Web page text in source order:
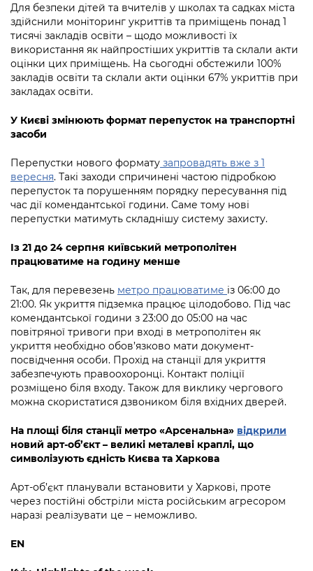
Для безпеки дітей та вчителів у школах та садках міста
здійснили моніторинг укриттів та приміщень понад 1
тисячі закладів освіти – щодо можливості їх
використання як найпростіших укриттів та склали акти
оцінки цих приміщень. На сьогодні обстежили 100%
закладів освіти та склали акти оцінки 67% укриттів при
закладах освіти.
У Києві змінюють формат перепусток на транспортні
засоби
Перепустки нового формату запровадять вже з 1
вересня. Такі заходи спричинені частою підробкою
перепусток та порушенням порядку пересування під
час дії комендантської години. Саме тому нові
перепустки матимуть складнішу систему захисту.
Із 21 до 24 серпня київський метрополітен
працюватиме на годину менше
Так, для перевезень метро працюватиме із 06:00 до
21:00. Як укриття підземка працює цілодобово. Під час
комендантської години з 23:00 до 05:00 на час
повітряної тривоги при вході в метрополітен як
укриття необхідно обов’язково мати документ-
посвідчення особи. Прохід на станції для укриття
забезпечують правоохоронці. Контакт поліції
розміщено біля входу. Також для виклику чергового
можна скористатися дзвоником біля вхідних дверей.
На площі біля станції метро «Арсенальна» відкрили
новий арт-об’єкт – великі металеві краплі, що
символізують єдність Києва та Харкова
Арт-об’єкт планували встановити у Харкові, проте
через постійні обстріли міста російським агресором
наразі реалізувати це – неможливо.
EN